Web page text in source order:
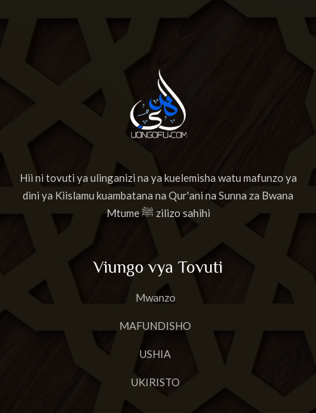
Hii ni tovuti ya ulinganizi na ya kuelemisha watu mafunzo ya
dini ya Kiislamu kuambatana na Qur'ani na Sunna za Bwana
Mtume ﷺ zilizo sahihi
Viungo vya Tovuti
Mwanzo
MAFUNDISHO
USHIA
UKIRISTO